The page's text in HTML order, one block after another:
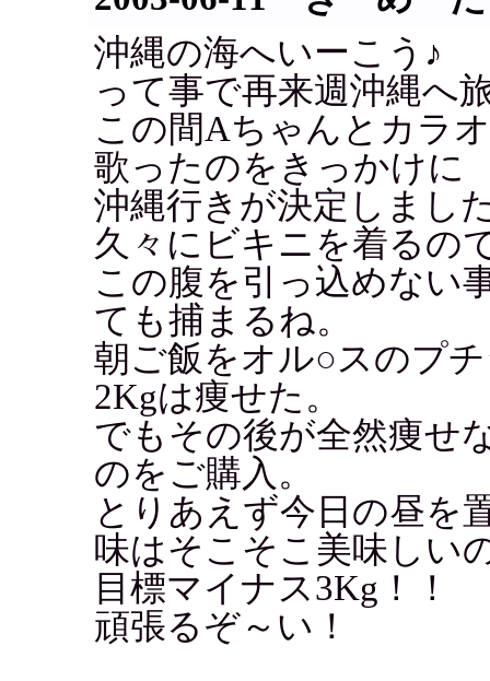
沖縄の海へいーこう♪
って事で再来週沖縄へ
この間Aちゃんとカラ
歌ったのをきっかけに
沖縄行きが決定しまし
久々にビキニを着るの
この腹を引っ込めない
ても捕まるね。
朝ご飯をオル○スのプ
2Kgは痩せた。
でもその後が全然痩せ
のをご購入。
とりあえず今日の昼を
味はそこそこ美味しい
目標マイナス3Kg！！
頑張るぞ～い！